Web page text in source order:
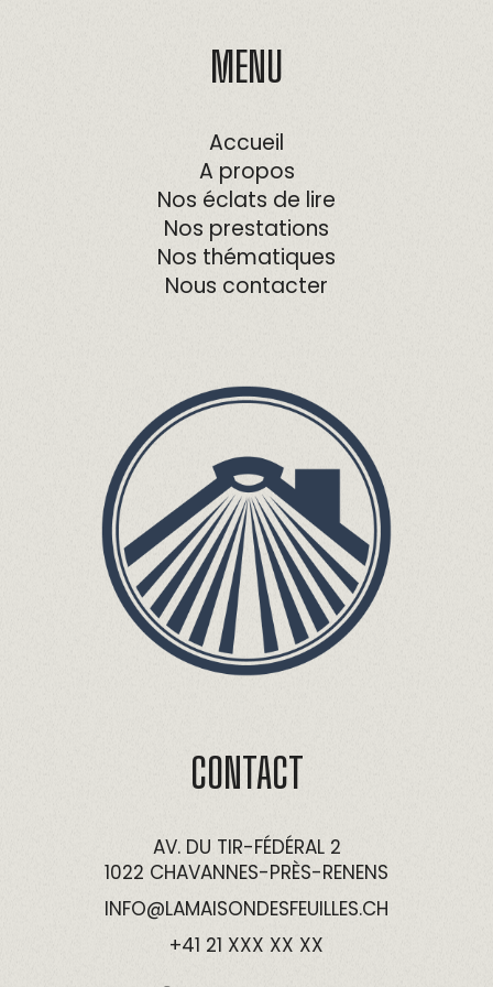
MENU
Accueil
A propos
Nos éclats de lire
Nos prestations
Nos thématiques
Nous contacter
CONTACT
AV. DU TIR-FÉDÉRAL 2
1022 CHAVANNES-PRÈS-RENENS
INFO@LAMAISONDESFEUILLES.CH
+41 21 XXX XX XX